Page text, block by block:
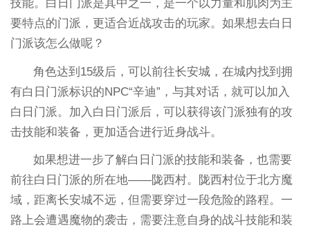
技能。白日门派是其中之一，是一个以力量和肌肉为主
要特点的门派，更适合近战攻击的玩家。如果想去白日
门派该怎么做呢？
角色达到15级后，可以前往长安城，在城内找到拥
有白日门派标识的NPC“辛迪”，与其对话，就可以加入
白日门派。加入白日门派后，可以获得该门派独有的攻
击技能和装备，更加适合进行近身战斗。
如果想进一步了解白日门派的技能和装备，也需要
前往白日门派的所在地——陇西村。陇西村位于北方魔
域，距离长安城不远，但需要穿过一段危险的路程。一
路上会遭遇魔物的袭击，需要注意自身的战斗技能和装